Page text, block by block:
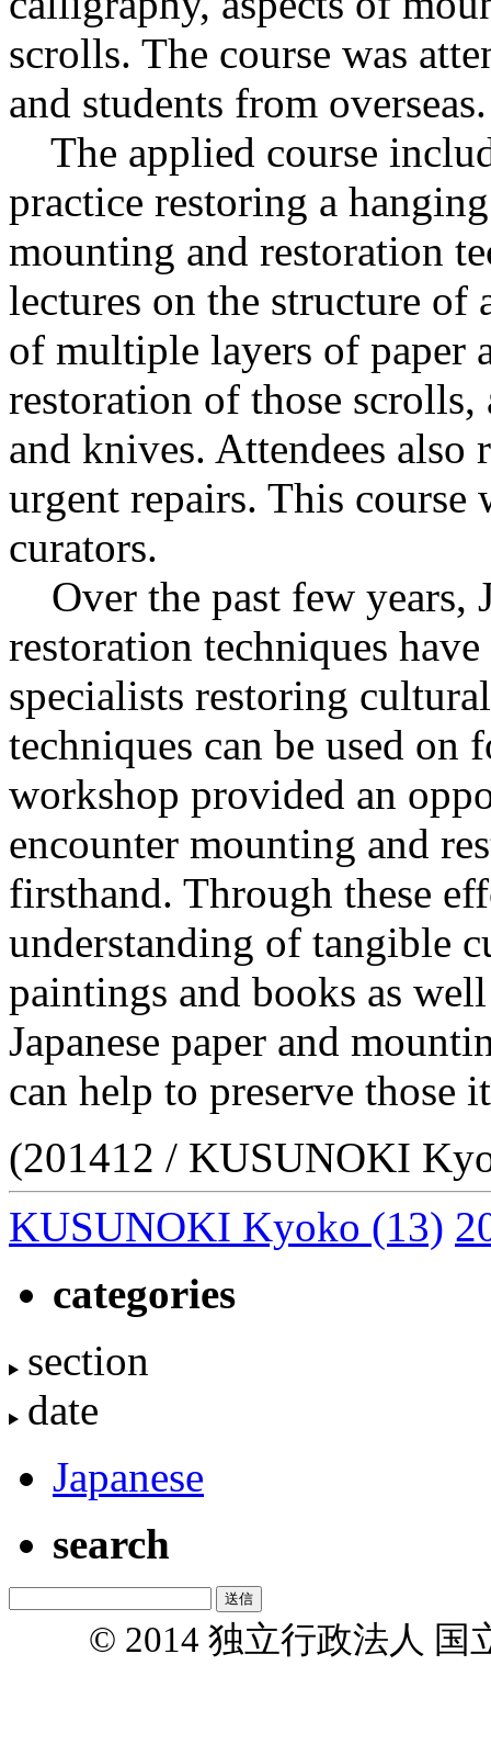
scrolls. The course was
and students from overseas.
The applied course
practice restoring a
mounting and restoration
lectures on the structure
of multiple layers of paper
restoration of those
and knives. Attendees
urgent repairs. This course
curators.
Over the past few years,
restoration techniques
specialists restoring
techniques can be used
workshop provided an
encounter mounting and
firsthand. Through these
understanding of tangible
paintings and books as
Japanese paper and
can help to preserve those
(201412 / KUSUNOKI
KUSUNOKI Kyoko (13)
categories
section
date
Japanese
search
© 2014 独立行政法人 国